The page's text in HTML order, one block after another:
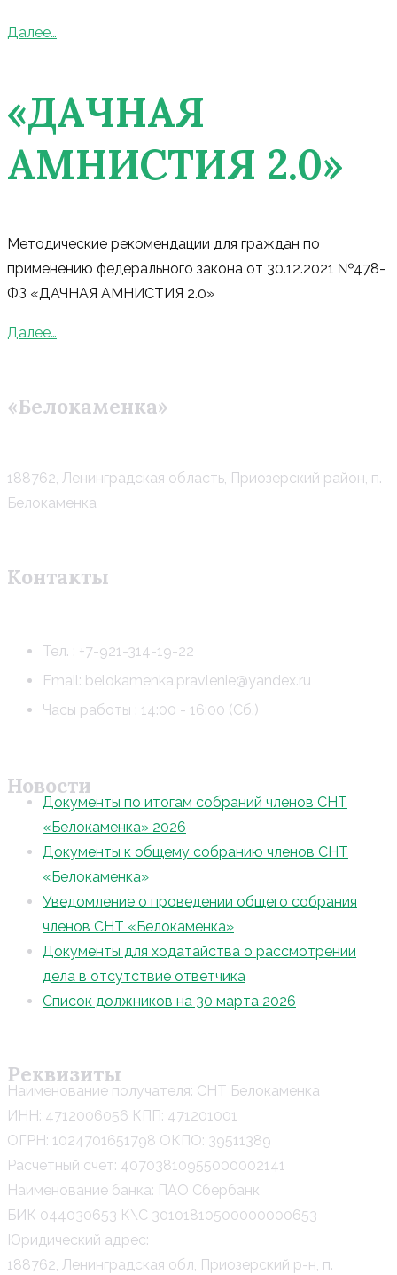
Далее…
«ДАЧНАЯ
АМНИСТИЯ 2.0»
Методические рекомендации для граждан по
применению федерального закона от 30.12.2021 №478-
ФЗ «ДАЧНАЯ АМНИСТИЯ 2.0»
Далее…
«Белокаменка»
188762, Ленинградская область, Приозерский район, п.
Белокаменка
Контакты
Тел. : +7-921-314-19-22
Email: belokamenka.pravlenie@yandex.ru
Часы работы : 14:00 - 16:00 (Сб.)
Новости
Документы по итогам собраний членов СНТ
«Белокаменка» 2026
Документы к общему собранию членов СНТ
«Белокаменка»
Уведомление о проведении общего собрания
членов СНТ «Белокаменка»
Документы для ходатайства о рассмотрении
дела в отсутствие ответчика
Список должников на 30 марта 2026
Реквизиты
Наименование получателя: СНТ Белокаменка
ИНН: 4712006056 КПП: 471201001
ОГРН: 1024701651798 ОКПО: 39511389
Расчетный счет: 40703810955000002141
Наименование банка: ПАО Сбербанк
БИК 044030653 К\С 30101810500000000653
Юридический адрес:
188762, Ленинградская обл, Приозерский р-н, п.